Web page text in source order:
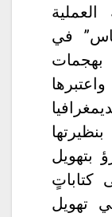
العملية
في
بهجمات
بتهويل
كتاباتٍ
تهويل